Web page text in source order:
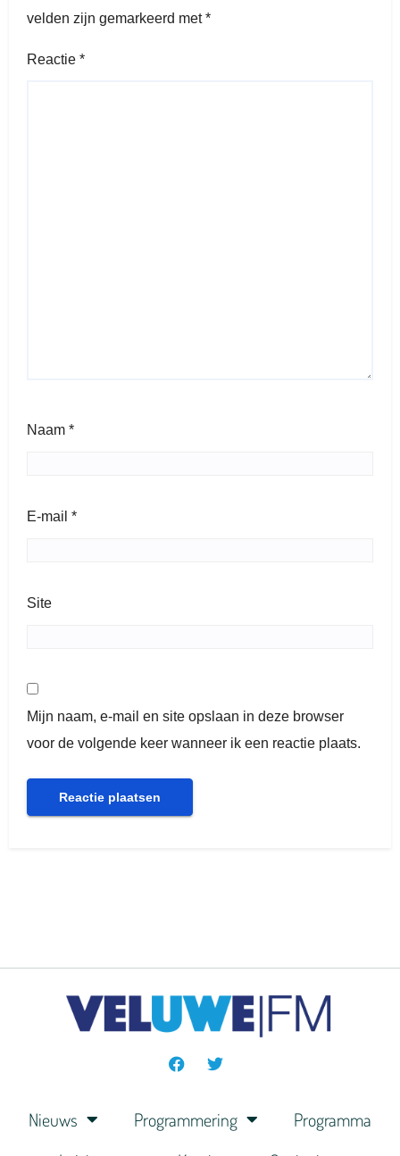
velden zijn gemarkeerd met*
Reactie *
Naam *
E-mail *
Site
Mijn naam, e-mail en site opslaan in deze browser
voor de volgende keer wanneer ik een reactie plaats.
Nieuws Programmering
Programma